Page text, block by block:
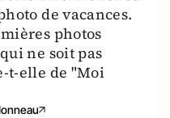
de vacances.
photos
ne soit pas
t-elle de "Moi